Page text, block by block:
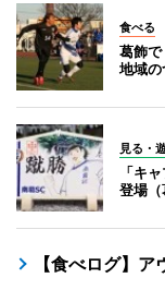
食べる
葛飾で
地域の
見る・
「キ
登場（
【食べログ】ア